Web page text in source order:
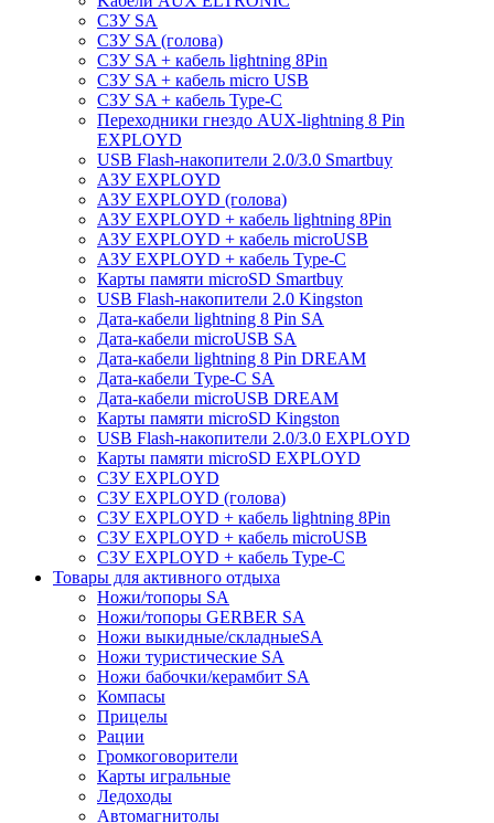
СЗУ SA
СЗУ SA (голова)
СЗУ SA + кабель lightning 8Pin
СЗУ SA + кабель micro USB
СЗУ SA + кабель Type-C
Переходники гнездо AUX-lightning 8 Pin
EXPLOYD
USB Flash-накопители 2.0/3.0 Smartbuy
АЗУ EXPLOYD
АЗУ EXPLOYD (голова)
АЗУ EXPLOYD + кабель lightning 8Pin
АЗУ EXPLOYD + кабель microUSB
АЗУ EXPLOYD + кабель Type-C
Карты памяти microSD Smartbuy
USB Flash-накопители 2.0 Kingston
Дата-кабели lightning 8 Pin SA
Дата-кабели microUSB SA
Дата-кабели lightning 8 Pin DREAM
Дата-кабели Type-C SA
Дата-кабели microUSB DREAM
Карты памяти microSD Kingston
USB Flash-накопители 2.0/3.0 EXPLOYD
Карты памяти microSD EXPLOYD
СЗУ EXPLOYD
СЗУ EXPLOYD (голова)
СЗУ EXPLOYD + кабель lightning 8Pin
СЗУ EXPLOYD + кабель microUSB
СЗУ EXPLOYD + кабель Type-C
Товары для активного отдыха
Ножи/топоры SA
Ножи/топоры GERBER SA
Ножи выкидные/складныеSA
Ножи туристические SA
Ножи бабочки/керамбит SA
Компасы
Прицелы
Рации
Громкоговорители
Карты игральные
Ледоходы
Автомагнитолы